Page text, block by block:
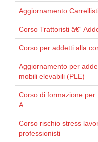
Aggiornamento
Corso Trattoristi â€“
Corso per addetti alla
Aggiornamento per
mobili elevabili (PLE)
Corso di formazione per
A
Corso rischio stress
professionisti